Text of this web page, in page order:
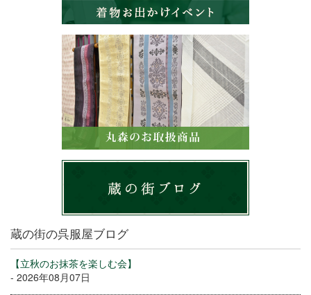
蔵の街の呉服屋ブログ
【立秋のお抹茶を楽しむ会】
- 2026年08月07日